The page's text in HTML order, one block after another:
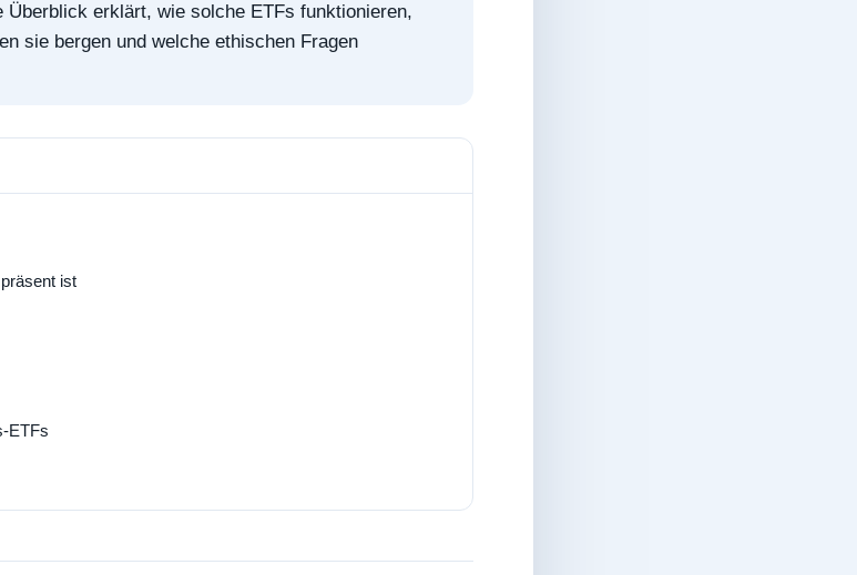
Überblick erklärt, wie solche ETFs funktionieren,
sie bergen und welche ethischen Fragen
ist
ETFs